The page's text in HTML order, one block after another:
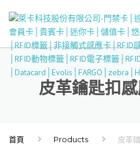
皮革鑰匙扣
首頁 Products 皮革